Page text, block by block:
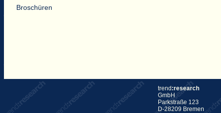
Broschüren
trend :research
GmbH
Parkstraße 123
D-28209 Bremen